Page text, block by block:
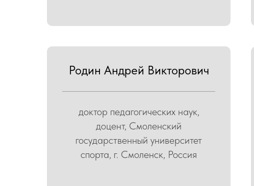
Родин Андрей Викторович
доктор педагогических наук,
доцент, Смоленский
государственный университет
спорта, г. Смоленск, Россия